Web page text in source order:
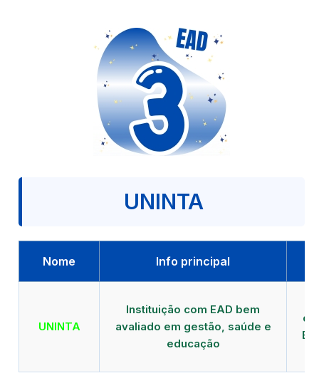
UNINTA
Nome Info principal
UNINTA
Instituição com EAD bem
avaliado em gestão, saúde e
educação